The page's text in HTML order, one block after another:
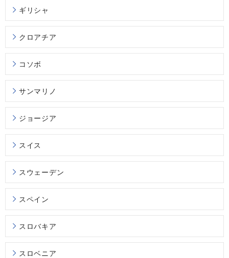
ギリシャ
クロアチア
コソボ
サンマリノ
ジョージア
スイス
スウェーデン
スペイン
スロバキア
スロベニア